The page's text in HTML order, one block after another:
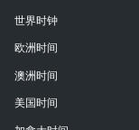
世界时钟
欧洲时间
澳洲时间
美国时间